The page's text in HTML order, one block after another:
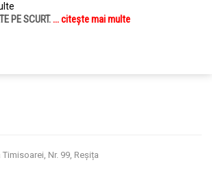
PE SCURT.... citește mai multe
Timisoarei, Nr. 99, Reșița